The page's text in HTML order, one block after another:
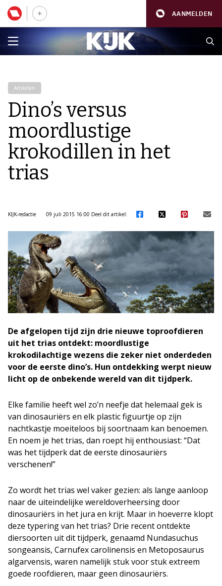
AANMELDEN
Artikelen
Dino’s versus
moordlustige
krokodillen in het
trias
KIJK-redactie 09 juli 2015 16:00 Deel dit artikel:
De afgelopen tijd zijn drie nieuwe toproofdieren
uit het trias ontdekt: moordlustige
krokodilachtige wezens die zeker niet onderdeden
voor de eerste dino’s. Hun ontdekking werpt nieuw
licht op de onbekende wereld van dit tijdperk.
Elke familie heeft wel zo’n neefje dat helemaal gek is
van dinosauriërs en elk plastic figuurtje op zijn
nachtkastje moeiteloos bij soortnaam kan benoemen.
En noem je het trias, dan roept hij enthousiast: “Dat
was het tijdperk dat de eerste dinosauriërs
verschenen!”
Zo wordt het trias wel vaker gezien: als lange aanloop
naar de uiteindelijke wereldoverheersing door
dinosauriërs in het jura en krijt. Maar in hoeverre klopt
deze typering van het trias? Drie recent ontdekte
diersoorten uit dit tijdperk, genaamd Nundasuchus
songeansis, Carnufex carolinensis en Metoposaurus
algarvensis, waren namelijk stuk voor stuk extreem
goede roofdieren, maar geen dinosauriërs.